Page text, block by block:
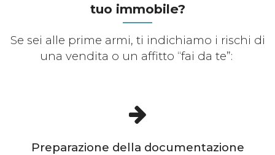
tuo immobile?
Se sei alle prime armi, ti indichiamo i rischi di
una vendita o un affitto “fai da te”:
Preparazione della documentazione